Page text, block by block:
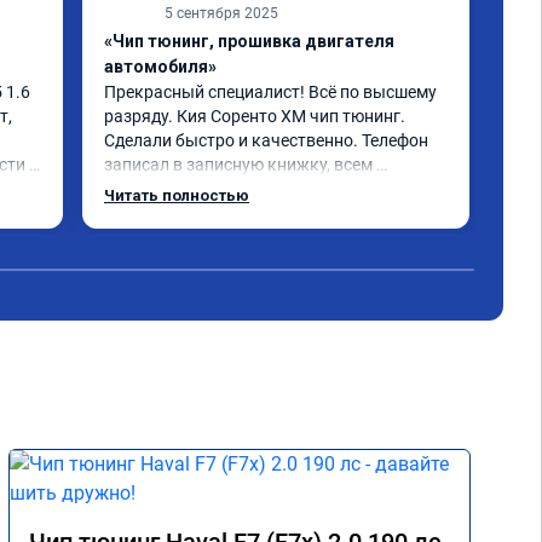
1.6
и
5 сентября 2025
«Чип тюнинг, прошивка двигателя
автомобиля»
Прекрасный специалист! Всё по высшему
разряду. Кия Соренто XM чип тюнинг.
Сделали быстро и качественно. Телефон
записал в записную книжку, всем
рекомендую! Еще вот поеду в ближайшее
Читать полностью